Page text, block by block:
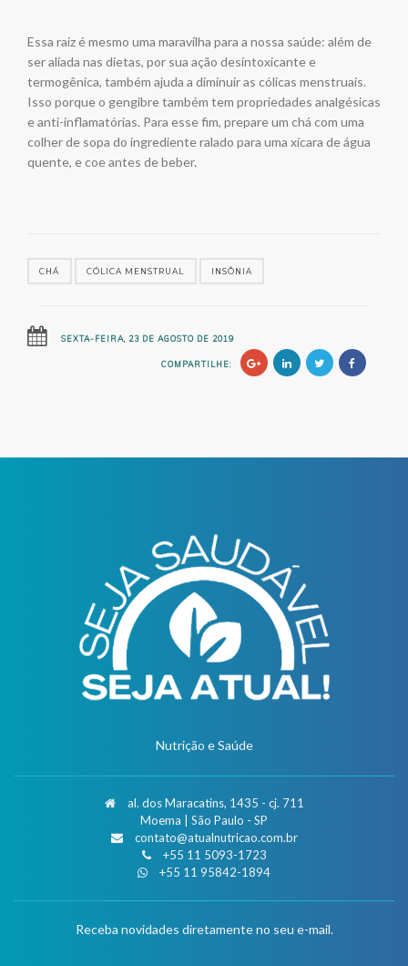
Essa raiz é mesmo uma maravilha para a nossa saúde: além de
ser aliada nas dietas, por sua ação desintoxicante e
termogênica, também ajuda a diminuir as cólicas menstruais.
Isso porque o gengibre também tem propriedades analgésicas
e anti-inflamatórias. Para esse fim, prepare um chá com uma
colher de sopa do ingrediente ralado para uma xícara de água
quente, e coe antes de beber.
CHÁ CÓLICA MENSTRUAL INSÔNIA
SEXTA-FEIRA, 23 DE AGOSTO DE 2019
COMPARTILHE:
Nutrição e Saúde
al. dos Maracatins, 1435 - cj. 711
Moema | São Paulo - SP
contato@atualnutricao.com.br
+55 11 5093-1723
+55 11 95842-1894
Receba novidades diretamente no seu e-mail.